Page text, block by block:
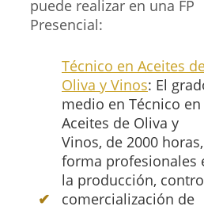
puede realizar en una FP
Presencial:
Técnico en Aceites
Oliva y Vinos: El
medio en Técnico en
Aceites de Oliva y
Vinos, de 2000 horas,
forma profesionales
la producción,
comercialización de